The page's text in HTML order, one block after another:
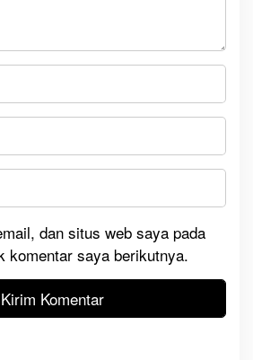
dan situs web saya pada
komentar saya berikutnya.